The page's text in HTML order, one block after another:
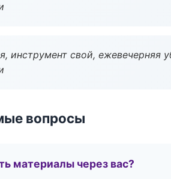
инструмент свой, ежевечерняя
вопросы
материалы через вас?